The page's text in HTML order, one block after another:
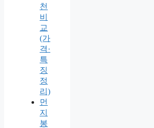
천
비
교
(가
격·
특
징
정
리)
먼
지
봉